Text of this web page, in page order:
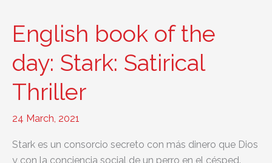
Charlie
and
the
Chocolate
Factory
English book of the
day: Stark: Satirical
Thriller
24 March, 2021
Stark es un consorcio secreto con más dinero que Dios
y con la conciencia social de un perro en el césped.